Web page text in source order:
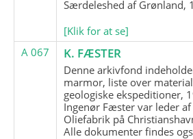
Særdeleshed af Grønland,
[Klik for at se]
A 067
K. FÆSTER
Denne arkivfond
marmor, liste over
geologiske ekspeditioner,
Ingenør Fæster var leder
Oliefabrik på
Alle dokumenter findes